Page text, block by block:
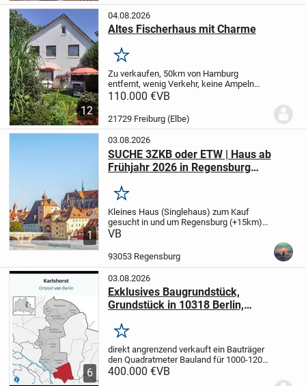
12
04.08.2026
Altes Fischerhaus mit Charme
Merken
Zu verkaufen, 50km von Hamburg
entfernt, wenig Verkehr, keine Ampeln
oder Parkuhren, hier kann man sein Leben
dem inneren Elbdeich, im größten
Vogelschutzgebiet...
110.000 €VB
21729 Freiburg (Elbe)
1
03.08.2026
SUCHE 3ZKB oder ETW | Haus ab
Frühjahr 2026 in Regensburg
Merken
Kleines Haus (Singlehaus) zum Kauf
gesucht in und um Regensburg (+15km).-
Gerne renovierungsbedürftig, so lange die
Wohnfläche- kleiner Garten
VB
93053 Regensburg
6
03.08.2026
Exklusives Baugrundstück,
Grundstück in 10318 Berlin,
Merken
direkt angrenzend verkauft ein Bauträger
den Quadratmeter Bauland für 1000-1200
€❗️da kann man aber gelegentlich aus vier
400.000 €VB